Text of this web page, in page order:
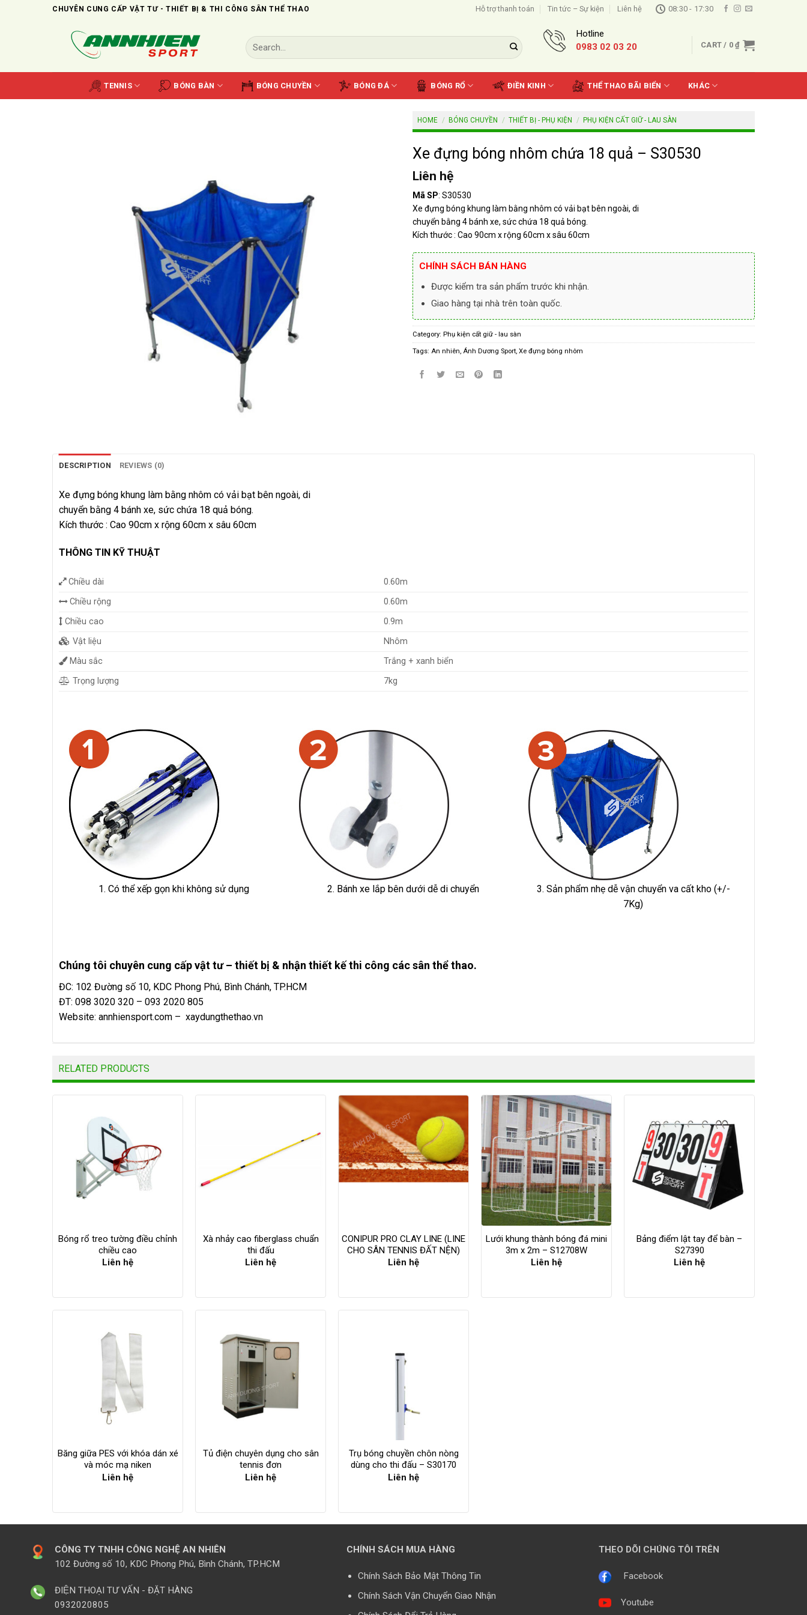
CHUYÊN CUNG CẤP VẬT TƯ - THIẾT BỊ & THI CÔNG SÂN THỂ THAO Hỗ trợ thanh toán Tin tức – Sự kiện Liên hệ 08:30 - 17:30
Search
for:
Hotline
0983 02 03 20
CART / 0₫
TENNIS BÓNG BÀN BÓNG CHUYỀN BÓNG ĐÁ BÓNG RỔ ĐIỀN KINH THỂ THAO BÃI BIỂN KHÁC
HOME / BÓNG CHUYỀN / THIẾT BỊ - PHỤ KIỆN / PHỤ KIỆN CẤT GIỮ - LAU SÀN
Xe đựng bóng nhôm chứa 18 quả – S30530
Liên hệ
Mã SP: S30530
Xe đựng bóng khung làm bằng nhôm có vải bạt bên ngoài, di
chuyển bằng 4 bánh xe, sức chứa 18 quả bóng.
Kích thước : Cao 90cm x rộng 60cm x sâu 60cm
CHÍNH SÁCH BÁN HÀNG
Được kiểm tra sản phẩm trước khi nhận.
Giao hàng tại nhà trên toàn quốc.
Category: Phụ kiện cất giữ - lau sàn
Tags: An nhiên, Ánh Dương Sport, Xe đựng bóng nhôm
DESCRIPTION REVIEWS (0)
Xe đựng bóng khung làm bằng nhôm có vải bạt bên ngoài, di
chuyển bằng 4 bánh xe, sức chứa 18 quả bóng.
Kích thước : Cao 90cm x rộng 60cm x sâu 60cm
THÔNG TIN KỸ THUẬT
Chiều dài
0.60m
Chiều rộng
0.60m
Chiều cao
0.9m
Vật liệu
Nhôm
Màu sắc
Trắng + xanh biển
Trọng lượng
7kg
1. Có thể xếp gọn khi không sử dụng 2. Bánh xe lắp bên dưới dễ di chuyển
3. Sản phẩm nhẹ dễ vận chuyển va cất kho (+/-
7Kg)
Chúng tôi chuyên cung cấp vật tư – thiết bị & nhận thiết kế thi công các sân thể thao.
ĐC: 102 Đường số 10, KDC Phong Phú, Bình Chánh, TP.HCM
ĐT: 098 3020 320 – 093 2020 805
Website: annhiensport.com – xaydungthethao.vn
RELATED PRODUCTS
Bóng rổ treo tường điều chỉnh
chiều cao
Liên hệ
Xà nhảy cao fiberglass chuẩn
thi đấu
Liên hệ
CONIPUR PRO CLAY LINE (LINE
CHO SÂN TENNIS ĐẤT NỆN)
Liên hệ
Lưới khung thành bóng đá mini
3m x 2m – S12708W
Liên hệ
Bảng điểm lật tay để bàn –
S27390
Liên hệ
Băng giữa PES với khóa dán xé
và móc mạ niken
Liên hệ
Tủ điện chuyên dụng cho sân
tennis đơn
Liên hệ
Trụ bóng chuyền chôn nòng
dùng cho thi đấu – S30170
Liên hệ
CÔNG TY TNHH CÔNG NGHỆ AN NHIÊN
102 Đường số 10, KDC Phong Phú, Bình Chánh, TP.HCM
ĐIỆN THOẠI TƯ VẤN - ĐẶT HÀNG
0932020805
CHÍNH SÁCH MUA HÀNG
Chính Sách Bảo Mật Thông Tin
Chính Sách Vận Chuyển Giao Nhận
THEO DÕI CHÚNG TÔI TRÊN
Facebook
Youtube